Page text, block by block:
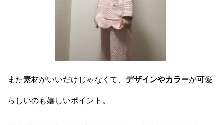
また素材がいいだけじゃなくて、 デザインやカラーが可愛
らしいのも嬉しいポイント。